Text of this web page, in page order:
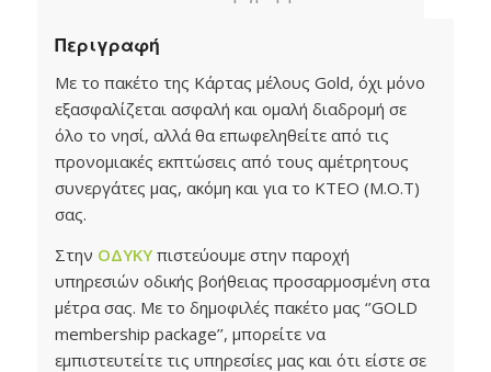
Περιγραφή
Με το πακέτο της Κάρτας μέλους Gold, όχι μόνο
εξασφαλίζεται ασφαλή και ομαλή διαδρομή σε
όλο το νησί, αλλά θα επωφεληθείτε από τις
προνομιακές εκπτώσεις από τους αμέτρητους
συνεργάτες μας, ακόμη και για το ΚΤΕΟ (Μ.Ο.Τ)
σας.
Στην ΟΔΥΚΥπιστεύουμε στην παροχή
υπηρεσιών οδικής βοήθειας προσαρμοσμένη στα
μέτρα σας. Με το δημοφιλές πακέτο μας ‘’GOLD
membership package’’, μπορείτε να
εμπιστευτείτε τις υπηρεσίες μας και ότι είστε σε